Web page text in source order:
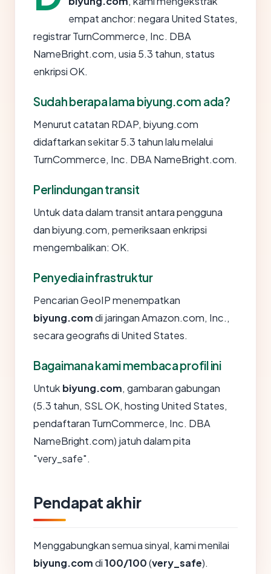
empat anchor: negara United States,
registrar TurnCommerce, Inc. DBA
NameBright.com, usia 5.3 tahun, status
enkripsi OK.
Sudah berapa lama biyung.com ada?
Menurut catatan RDAP, biyung.com
didaftarkan sekitar 5.3 tahun lalu melalui
TurnCommerce, Inc. DBA NameBright.com.
Perlindungan transit
Untuk data dalam transit antara pengguna
dan biyung.com, pemeriksaan enkripsi
mengembalikan: OK.
Penyedia infrastruktur
Pencarian GeoIP menempatkan
biyung.comdi jaringan Amazon.com, Inc.,
secara geografis di United States.
Bagaimana kami membaca profil ini
Untuk biyung.com, gambaran gabungan
(5.3 tahun, SSL OK, hosting United States,
pendaftaran TurnCommerce, Inc. DBA
NameBright.com) jatuh dalam pita
"very_safe".
Pendapat akhir
Menggabungkan semua sinyal, kami menilai
biyung.comdi100/100(very_safe).